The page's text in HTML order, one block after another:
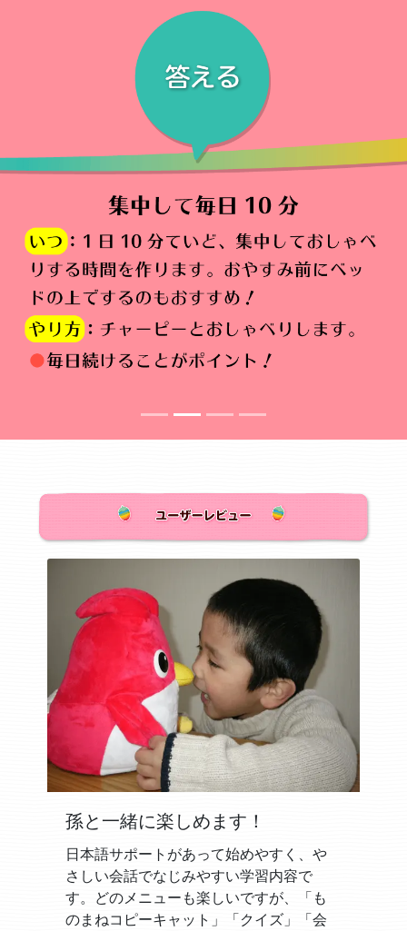
孫と一緒に楽しめます！
日本語サポートがあって始めやすく、や
さしい会話でなじみやすい学習内容で
す。どのメニューも楽しいですが、「も
のまねコピーキャット」「クイズ」「会